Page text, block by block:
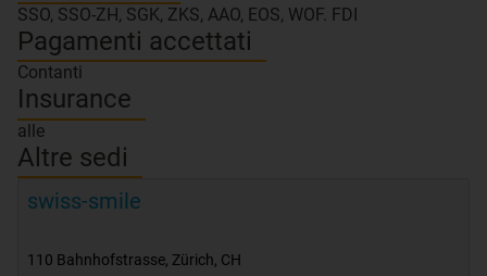
SSO, SSO-ZH, SGK, ZKS, AAO, EOS, WOF. FDI
Pagamenti accettati
Contanti
Insurance
alle
Altre sedi
swiss-smile
110 Bahnhofstrasse, Zürich, CH